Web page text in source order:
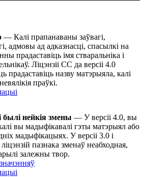
— Калі прапанаваны заўвагі,
адмовы ад адказнасці, спасылкі на
прадаставіць імя стваральніка і
Ліцэнзіі СС да версіі 4.0
прадаставіць назву матэрыяла, калі
праўкі.
былі нейкія змены — У версіі 4.0, вы
вы мадыфікавалі гэты матэрыял або
мадыфікацыях. У версіі 3.0 і
пазнака зменаў неабходная,
залежны твор.